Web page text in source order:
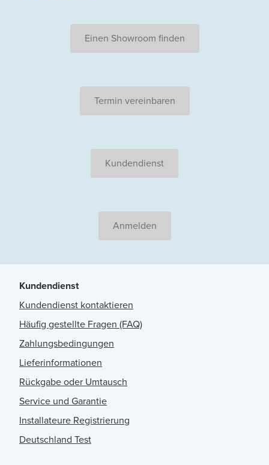
Einen Showroom finden
Termin vereinbaren
Kundendienst
Anmelden
Kundendienst
Kundendienst kontaktieren
Häufig gestellte Fragen (FAQ)
Zahlungsbedingungen
Lieferinformationen
Rückgabe oder Umtausch
Service und Garantie
Installateure Registrierung
Deutschland Test